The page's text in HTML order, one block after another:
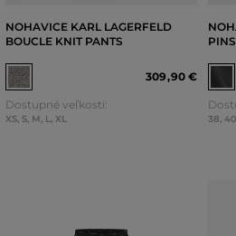
NOHAVICE KARL LAGERFELD
BOUCLE KNIT PANTS
309,90 €
Dostupné veľkosti:
XS, S, M, L, XL 38, 40